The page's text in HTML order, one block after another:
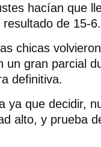
hacían que
de 15-6.
chicas
un gran parcial
definitiva.
ya que decidir,
alto, y prueba